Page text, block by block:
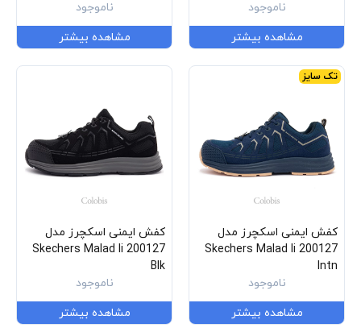
ناموجود
مشاهده بیشتر
ناموجود
مشاهده بیشتر
تک سایز
کفش ایمنی اسکچرز مدل
Skechers Malad Ii 200127
Intn
ناموجود
مشاهده بیشتر
کفش ایمنی اسکچرز مدل
Skechers Malad Ii 200127
Blk
ناموجود
مشاهده بیشتر